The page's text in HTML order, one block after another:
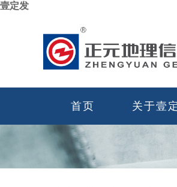
壹定发
首页 关于壹